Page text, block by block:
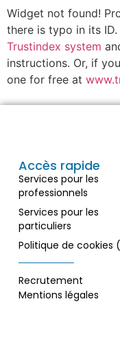
Widget not found!
there is typo in its
Trustindex system
instructions. Or, if
one for free at
Accès rapide
Services pour les
professionnels
Services pour les
particuliers
Politique de cookies
Recrutement
Mentions légales